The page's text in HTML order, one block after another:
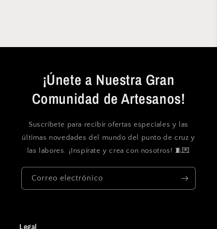
¡Únete a Nuestra Gran
Comunidad de Artesanos!
Suscríbete para recibir ofertas especiales y las
últimas novedades del mundo del punto de cruz y
las labores. ¡Inspírate y crea con nosotros! 🧵💌
Correo electrónico
Legal